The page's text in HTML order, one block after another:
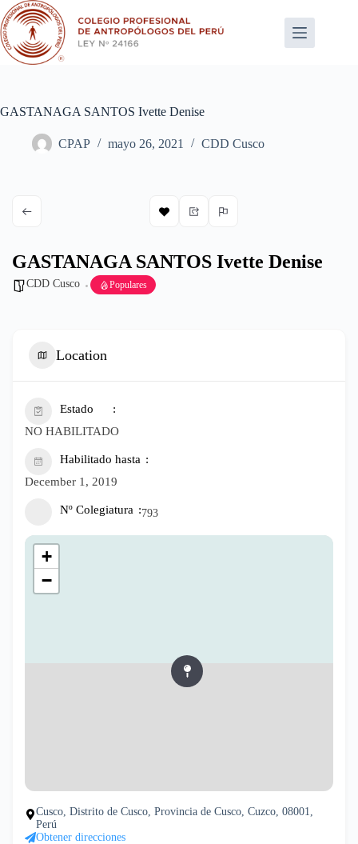
Saltar
al
contenido
GASTANAGA SANTOS Ivette Denise
CPAP mayo 26, 2021 CDD Cusco
GASTANAGA SANTOS Ivette Denise
CDD Cusco Populares
Location
Estado
NO HABILITADO
Habilitado hasta
December 1, 2019
Nº Colegiatura 793
+
−
Cusco, Distrito de Cusco, Provincia de Cusco, Cuzco, 08001,
Perú
Obtener direcciones